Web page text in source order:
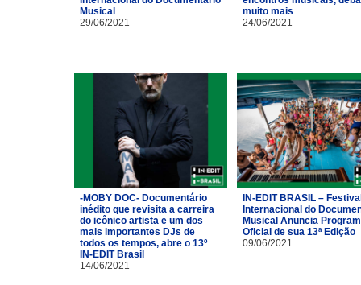
Musical
29/06/2021
muito mais
24/06/2021
-MOBY DOC- Documentário
inédito que revisita a carreira
do icônico artista e um dos
mais importantes DJs de
todos os tempos, abre o 13º
IN-EDIT Brasil
14/06/2021
IN-EDIT BRASIL –
Internacional do
Musical Anuncia
Oficial de sua 13ª Edição
09/06/2021